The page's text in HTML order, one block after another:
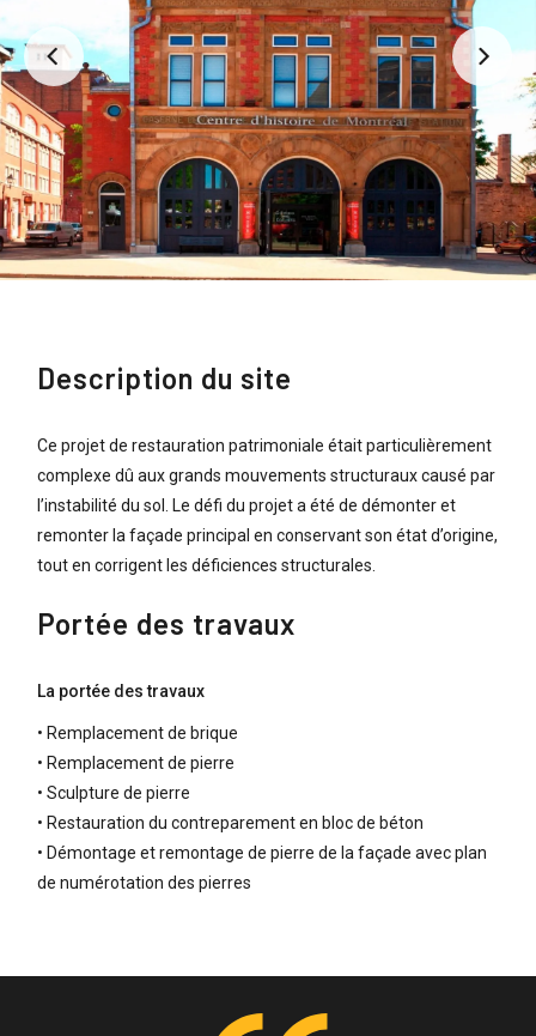
Description du site
Ce projet de restauration patrimoniale était particulièrement
complexe dû aux grands mouvements structuraux causé par
l’instabilité du sol. Le défi du projet a été de démonter et
remonter la façade principal en conservant son état d’origine,
tout en corrigent les déficiences structurales.
Portée des travaux
La portée des travaux
• Remplacement de brique
• Remplacement de pierre
• Sculpture de pierre
• Restauration du contreparement en bloc de béton
• Démontage et remontage de pierre de la façade avec plan
de numérotation des pierres